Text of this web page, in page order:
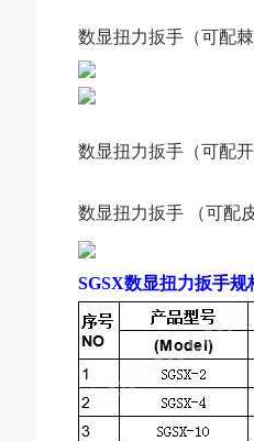
数显扭力扳手（可配
数显扭力扳手 （可配
数显扭力扳手 （可配
SGSX数显扭力扳手规